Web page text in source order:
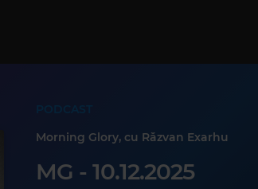
Morning Glory, cu Răzvan Exarhu
MG - 10.12.2025